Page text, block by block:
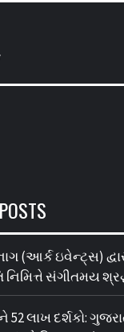
(આર્ક ઇવેન્ટ્સ)
સંગીતમય
52 લાખ દર્શકો: